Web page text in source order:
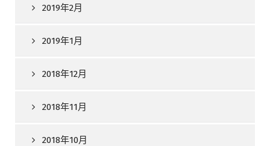
2019年2月
2019年1月
2018年12月
2018年11月
2018年10月